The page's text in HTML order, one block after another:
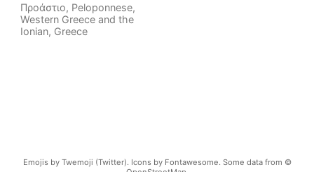
Προάστιο, Peloponnese,
Western Greece and the
Ionian, Greece
Emojis by Twemoji (Twitter). Icons by Fontawesome. Some data from ©